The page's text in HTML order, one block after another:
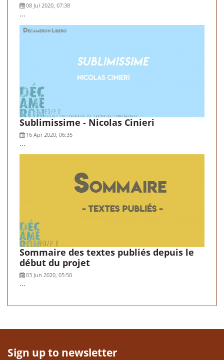
08 Jul 2020, 07:38
...
Sublimissime - Nicolas Cinieri
16 Apr 2020, 06:35
...
Sommaire des textes publiés depuis le
début du projet
03 Jun 2020, 05:50
...
Sign up to newsletter